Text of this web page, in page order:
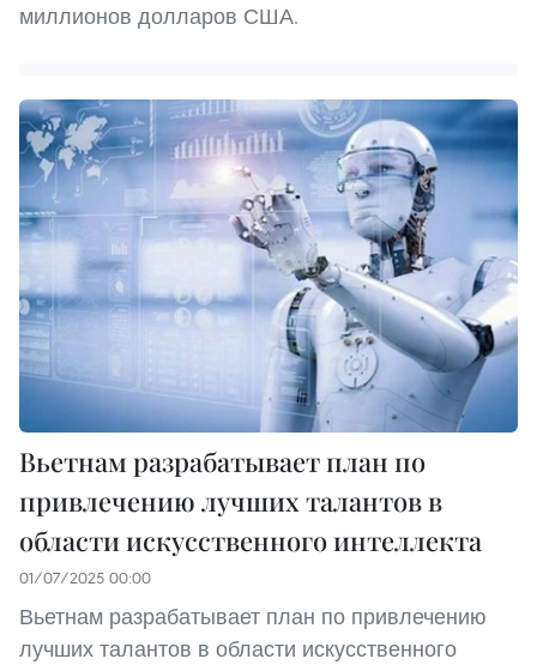
миллионов долларов США.
Вьетнам разрабатывает план по
привлечению лучших талантов в
области искусственного интеллекта
01/07/2025 00:00
Вьетнам разрабатывает план по привлечению
лучших талантов в области искусственного